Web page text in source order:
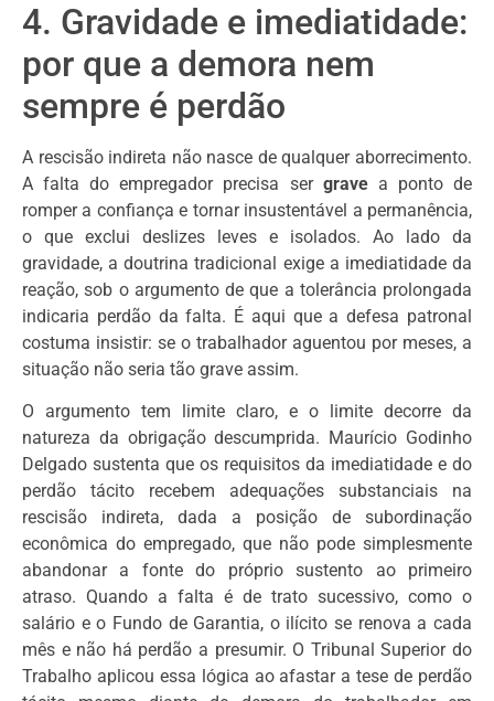
4. Gravidade e imediatidade:
por que a demora nem
sempre é perdão
A rescisão indireta não nasce de qualquer aborrecimento.
A falta do empregador precisa ser gravea ponto de
romper a confiança e tornar insustentável a permanência,
o que exclui deslizes leves e isolados. Ao lado da
gravidade, a doutrina tradicional exige a imediatidade da
reação, sob o argumento de que a tolerância prolongada
indicaria perdão da falta. É aqui que a defesa patronal
costuma insistir: se o trabalhador aguentou por meses, a
situação não seria tão grave assim.
O argumento tem limite claro, e o limite decorre da
natureza da obrigação descumprida. Maurício Godinho
Delgado sustenta que os requisitos da imediatidade e do
perdão tácito recebem adequações substanciais na
rescisão indireta, dada a posição de subordinação
econômica do empregado, que não pode simplesmente
abandonar a fonte do próprio sustento ao primeiro
atraso. Quando a falta é de trato sucessivo, como o
salário e o Fundo de Garantia, o ilícito se renova a cada
mês e não há perdão a presumir. O Tribunal Superior do
Trabalho aplicou essa lógica ao afastar a tese de perdão